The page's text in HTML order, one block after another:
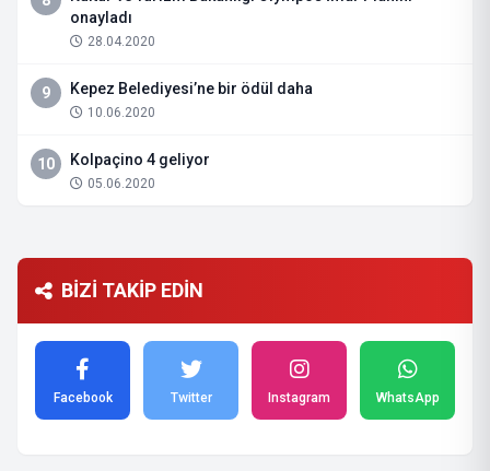
onayladı
28.04.2020
9 Kepez Belediyesi’ne bir ödül daha
10.06.2020
10 Kolpaçino 4 geliyor
05.06.2020
BİZİ TAKİP EDİN
Facebook Twitter Instagram WhatsApp